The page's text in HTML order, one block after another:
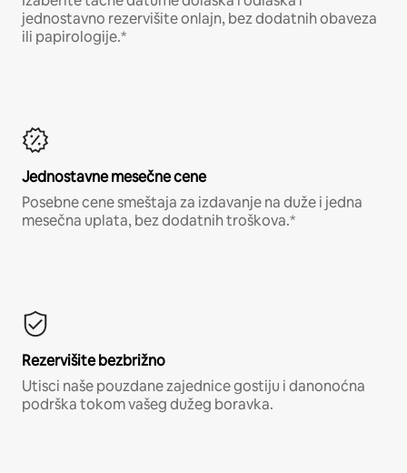
jednostavno rezervišite onlajn, bez dodatnih obaveza
ili papirologije.*
Jednostavne mesečne cene
Posebne cene smeštaja za izdavanje na duže i jedna
mesečna uplata, bez dodatnih troškova.*
Rezervišite bezbrižno
Utisci naše pouzdane zajednice gostiju i danonoćna
podrška tokom vašeg dužeg boravka.